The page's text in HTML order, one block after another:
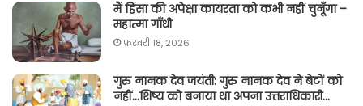
मैं हिंसा की अपेक्षा कायरता को कभी नहीं चुनूँगा –
महात्मा गाँधी
फ़रवरी 18, 2026
गुरु नानक देव जयंती: गुरु नानक देव ने बेटों को
नहीं…शिष्य को बनाया था अपना उत्तराधिकारी…